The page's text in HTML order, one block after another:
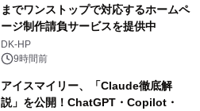
までワンストップで対応するホームペ
ージ制作請負サービスを提供中
DK-HP
9時間前
アイスマイリー、「Claude徹底解
説」を公開！ChatGPT・Copilot・